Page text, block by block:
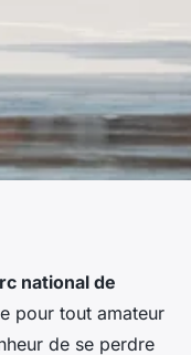
dans le
national de
pour tout amateur
de se perdre